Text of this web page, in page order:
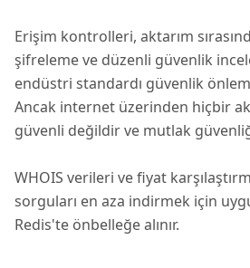
Erişim kontrolleri, aktarım
şifreleme ve düzenli güvenlik
endüstri standardı güvenlik
Ancak internet üzerinden hiçbir
güvenli değildir ve mutlak
WHOIS verileri ve fiyat
sorguları en aza indirmek için
Redis'te önbelleğe alınır.